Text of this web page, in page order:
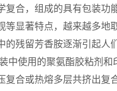
合，组成的具有包装功
显著特点，越来越多地
的残留芳香胺逐渐引
用的聚氨酯胶粘剂和
合或热熔多层共挤出复